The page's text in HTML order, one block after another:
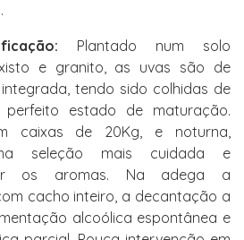
Plantado num solo
e granito, as uvas são de
tendo sido colhidas de
estado de maturação.
caixas de 20Kg, e noturna,
seleção mais cuidada e
os aromas. Na adega a
cacho inteiro, a decantação a
alcoólica espontânea e